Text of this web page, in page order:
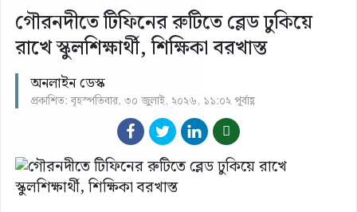
গৌরনদীতে টিফিনের রুটিতে ব্লেড ঢুকিয়ে
রাখে স্কুলশিক্ষার্থী, শিক্ষিকা বরখাস্ত
অনলাইন ডেস্ক
প্রকাশিত: বৃহস্পতিবার, ৩০ জুলাই, ২০২৬, ১১:০২ পূর্বাহ্ণ